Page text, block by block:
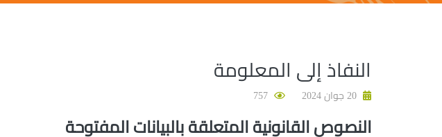
النفاذ إلى المعلومة
النصوص القانونية المتعلقة بالبيانات المفتوحة